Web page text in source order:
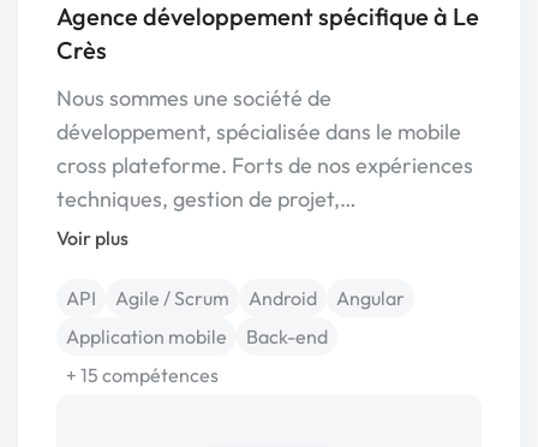
Agence développement spécifique à Le
Crès
Nous sommes une société de
développement, spécialisée dans le mobile
cross plateforme. Forts de nos expériences
techniques, gestion de projet,…
Voir plus
API Agile / Scrum Android
Angular
Application mobile
Back-end
+ 15 compétences